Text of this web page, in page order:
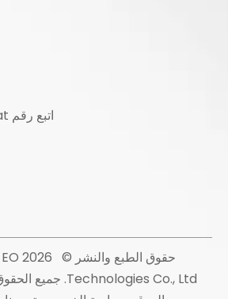
اتبع رقم WeChat العام باهتمام
حقوق الطبع والنشر © 2026
Technologies Co., Ltd. جميع الحقوق محفوظة.